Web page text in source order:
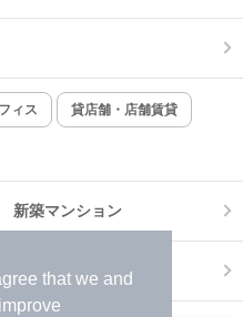
that we and
インターネット無料
ィス 貸店舗・店舗賃貸
新築マンション
中古マンション